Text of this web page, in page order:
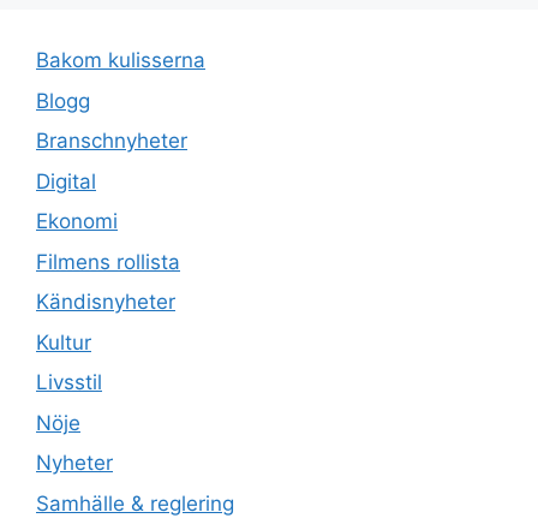
Bakom kulisserna
Blogg
Branschnyheter
Digital
Ekonomi
Filmens rollista
Kändisnyheter
Kultur
Livsstil
Nöje
Nyheter
Samhälle & reglering